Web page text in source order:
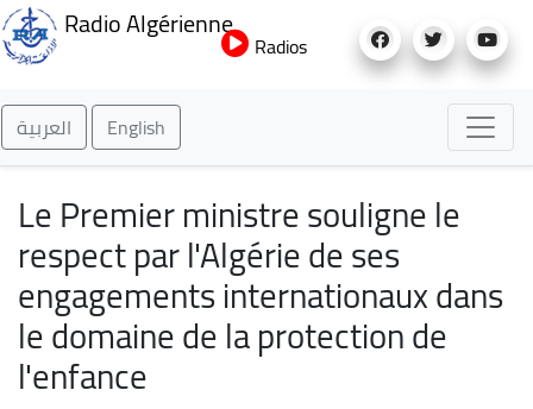
au
Radio Algérienne
Radios
العربية English
Le Premier ministre souligne le
respect par l'Algérie de ses
engagements internationaux dans
le domaine de la protection de
l'enfance